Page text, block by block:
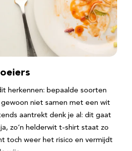
herkennen: bepaalde soorten
niet samen met een wit
aantrekt denk je al: dit gaat
zo’n helderwit t-shirt staat zo
toch weer het risico en vermijdt